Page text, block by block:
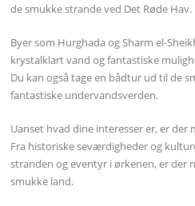
de smukke strande ved Det Røde Hav.
Byer som Hurghada og Sharm el-
krystalklart vand og fantastiske
Du kan også tage en bådtur ud til de
fantastiske undervandsverden.
Uanset hvad dine interesser er, er der
Fra historiske seværdigheder og
stranden og eventyr i ørkenen, er der
smukke land.